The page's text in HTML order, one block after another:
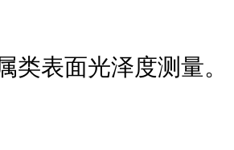
类表面光泽度测量。